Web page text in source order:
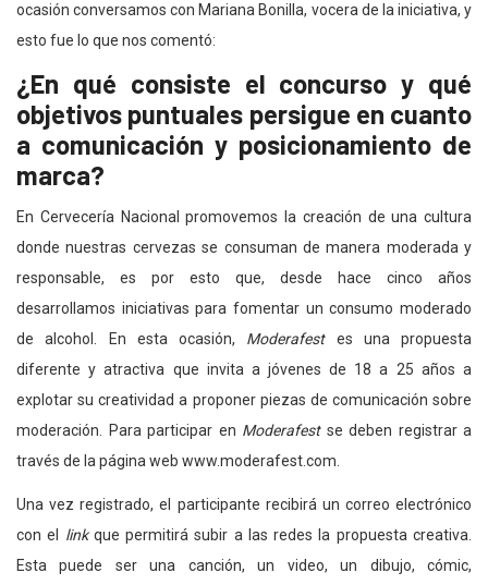
ocasión conversamos con Mariana Bonilla, vocera de la iniciativa, y
esto fue lo que nos comentó:
¿En qué consiste el concurso y qué
objetivos puntuales persigue en cuanto
a comunicación y posicionamiento de
marca?
En Cervecería Nacional promovemos la creación de una cultura
donde nuestras cervezas se consuman de manera moderada y
responsable, es por esto que, desde hace cinco años
desarrollamos iniciativas para fomentar un consumo moderado
de alcohol. En esta ocasión, Moderafestes una propuesta
diferente y atractiva que invita a jóvenes de 18 a 25 años a
explotar su creatividad a proponer piezas de comunicación sobre
moderación. Para participar en Moderafestse deben registrar a
través de la página web www.moderafest.com.
Una vez registrado, el participante recibirá un correo electrónico
con el linkque permitirá subir a las redes la propuesta creativa.
Esta puede ser una canción, un video, un dibujo, cómic,